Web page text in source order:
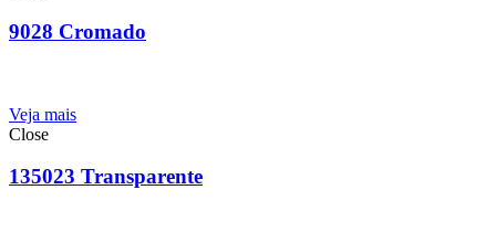
9028 Cromado
Veja mais
Close
135023 Transparente